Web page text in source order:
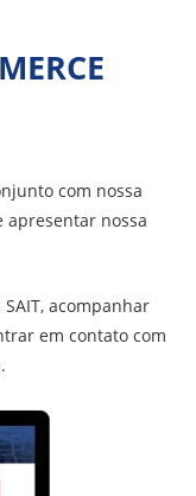
com nossa
nossa
acompanhar
em contato com